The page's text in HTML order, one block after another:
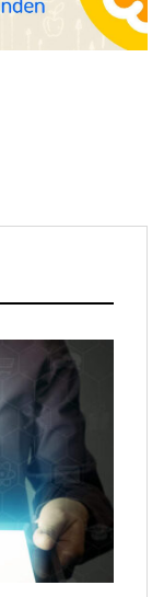
semestre de 2026
espacios de la